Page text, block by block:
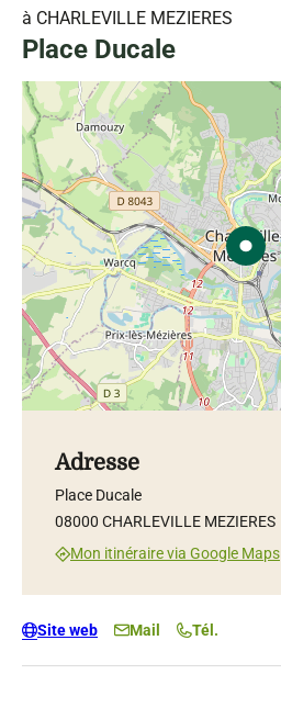
à CHARLEVILLE MEZIERES
Place Ducale
Adresse
Place Ducale
08000 CHARLEVILLE MEZIERES
Mon itinéraire via Google Maps
Site web Mail Tél.